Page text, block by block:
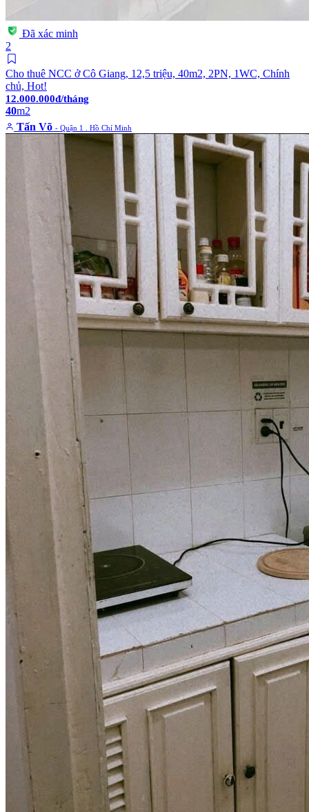
Đã xác minh
2
Cho thuê NCC ở Cô Giang, 12,5 triệu, 40m2, 2PN, 1WC, Chính
chủ, Hot!
12.000.000đ/tháng
40m2
Tấn Võ - Quận 1 . Hồ Chí Minh